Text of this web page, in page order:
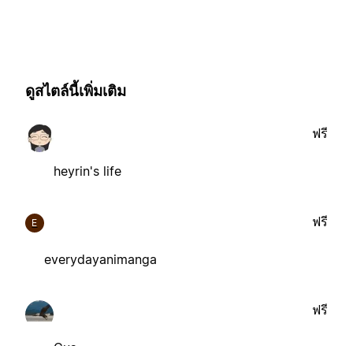
ดูสไตล์นี้เพิ่มเติม
heyrin's life
ฟรี
E
everydayanimanga
ฟรี
ฟรี